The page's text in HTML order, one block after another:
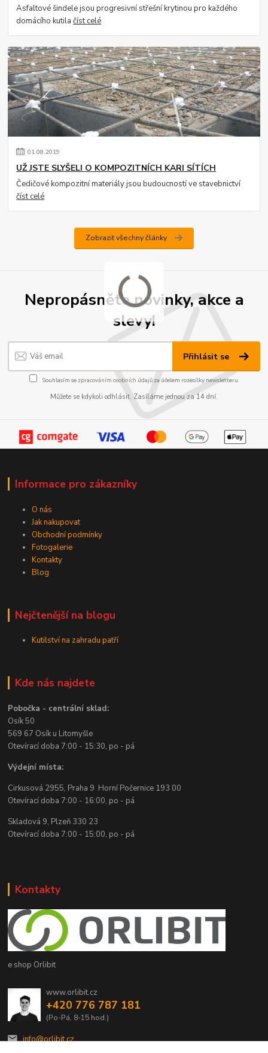
Asfaltové šindele jsou progresivní střešní krytinou pro každého
domácího kutilačíst celé
01.08.2019
UŽ JSTE SLYŠELI O KOMPOZITNÍCH KARI SÍTÍCH
Čedičové kompozitní materiály jsou budoucností ve stavebnictví
číst celé
Zobrazit všechny články
Nepropásněte novinky, akce a
slevy!
Přihlásit se
Souhlasím se zpracováním osobních údajůza účelem rozesílky newsletteru.
Můžete se kdykoli odhlásit. Zasíláme jednou za 14 dní.
Informace pro zákazníky
O nás
Jak nakupovat
Obchodní podmínky
Fotogalerie
Kontakty
Blog
Nejčtenější na blogu
Kutilství na zahradu patří
Kde nás najdete
Pobočka - centrální sklad:
Osík 50
569 67 Osík u Litomyšle
Otevírací doba 7:00 - 15:30, po - pá
Výdejní místa:
Cirkusová 2955, Praha 9 Horní Počernice 193 00
Otevírací doba 7:00 - 16:00, po - pá
Skladová 9, Plzeň 330 23
Otevírací doba 7:00 - 15:00, po - pá
Kontakty
e shop Orlibit
www.orlibit.cz
+420 776 787 181
(Po-Pá, 8-15 hod.)
info@orlibit.cz